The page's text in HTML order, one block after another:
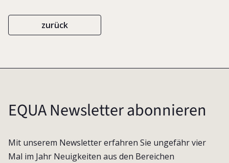
zurück
EQUA Newsletter abonnieren
Mit unserem Newsletter erfahren Sie ungefähr vier
Mal im Jahr Neuigkeiten aus den Bereichen